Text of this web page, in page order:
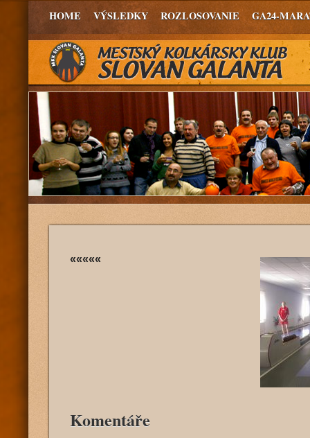
HOME VÝSLEDKY ROZLOSOVANIE GA24-
«««««
Komentáře